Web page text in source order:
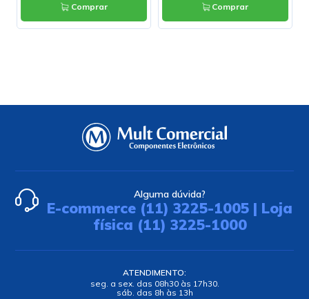
Comprar Comprar
Alguma dúvida?
E-commerce (11) 3225-1005 | Loja
física (11) 3225-1000
ATENDIMENTO:
seg. a sex. das 08h30 às 17h30.
sáb. das 8h às 13h